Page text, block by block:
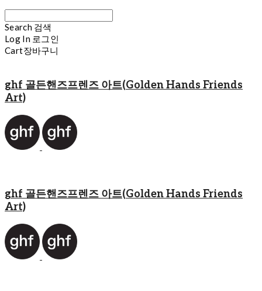
Search 검색
Log In 로그인
Cart장바구니
ghf 골든핸즈프렌즈 아트(Golden Hands Friends
Art)
ghf 골든핸즈프렌즈 아트(Golden Hands Friends
Art)